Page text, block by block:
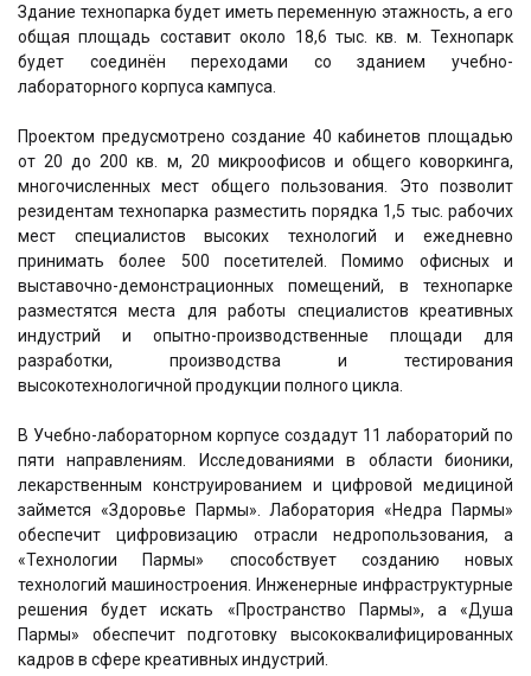
Здание технопарка будет иметь переменную этажность, а его
общая площадь составит около 18,6 тыс. кв. м. Технопарк
будет соединён переходами со зданием учебно-
лабораторного корпуса кампуса.
Проектом предусмотрено создание 40 кабинетов площадью
от 20 до 200 кв. м, 20 микроофисов и общего коворкинга,
многочисленных мест общего пользования. Это позволит
резидентам технопарка разместить порядка 1,5 тыс. рабочих
мест специалистов высоких технологий и ежедневно
принимать более 500 посетителей. Помимо офисных и
выставочно-демонстрационных помещений, в технопарке
разместятся места для работы специалистов креативных
индустрий и опытно-производственные площади для
разработки, производства и тестирования
высокотехнологичной продукции полного цикла.
В Учебно-лабораторном корпусе создадут 11 лабораторий по
пяти направлениям. Исследованиями в области бионики,
лекарственным конструированием и цифровой медициной
займется «Здоровье Пармы». Лаборатория «Недра Пармы»
обеспечит цифровизацию отрасли недропользования, а
«Технологии Пармы» способствует созданию новых
технологий машиностроения. Инженерные инфраструктурные
решения будет искать «Пространство Пармы», а «Душа
Пармы» обеспечит подготовку высококвалифицированных
кадров в сфере креативных индустрий.